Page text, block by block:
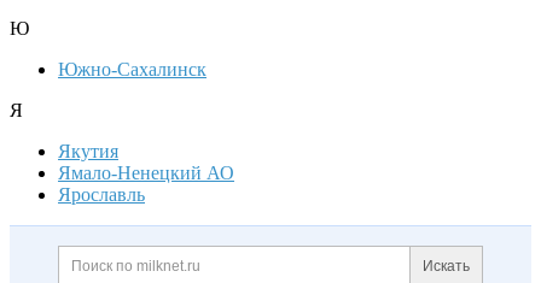
Ю
Южно-Сахалинск
Я
Якутия
Ямало-Ненецкий АО
Ярославль
Дополнительная информация
Поиск по сайту и
Искать